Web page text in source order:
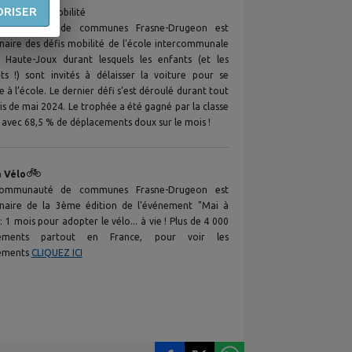
: Défi mobilité
de communes Frasne-Drugeon est
des défis mobilité de l'école intercommunale
Haute-Joux durant lesquels les enfants (et les
!) sont invités à délaisser la voiture pour se
à l’école. Le dernier défi s’est déroulé durant tout
de mai 2024. Le trophée a été gagné par la classe
avec 68,5 % de déplacements doux sur le mois !
Vélo🚲
de communes Frasne-Drugeon est
de la 3ème édition de l'événement "Mai à
1 mois pour adopter le vélo... à vie ! Plus de 4 000
partout en France, pour voir les
CLIQUEZ ICI